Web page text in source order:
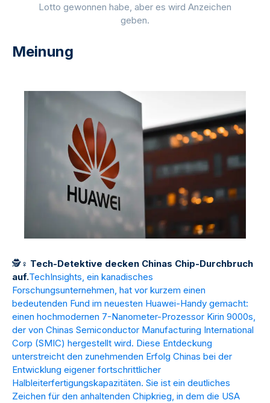
Lotto gewonnen habe, aber es wird Anzeichen
geben.
Meinung
🕵♀ Tech-Detektive decken Chinas Chip-Durchbruch
auf.TechInsights, ein kanadisches
Forschungsunternehmen, hat vor kurzem einen
bedeutenden Fund im neuesten Huawei-Handy gemacht:
einen hochmodernen 7-Nanometer-Prozessor Kirin 9000s,
der von Chinas Semiconductor Manufacturing International
Corp (SMIC) hergestellt wird. Diese Entdeckung
unterstreicht den zunehmenden Erfolg Chinas bei der
Entwicklung eigener fortschrittlicher
Halbleiterfertigungskapazitäten. Sie ist ein deutliches
Zeichen für den anhaltenden Chipkrieg, in dem die USA